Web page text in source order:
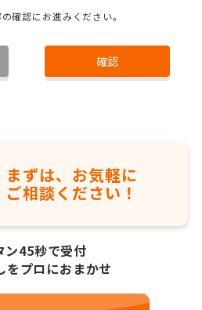
確認にお進みください。
確認
まずは、お気軽に
ご相談ください！
ン45秒で受付
をプロにおまかせ